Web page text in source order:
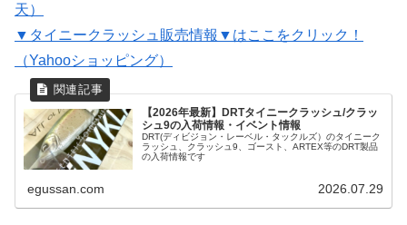
天）
▼タイニークラッシュ販売情報▼はここをクリック！
（Yahooショッピング）
【2026年最新】DRTタイニークラッシュ/クラッ
シュ9の入荷情報・イベント情報
DRT(ディビジョン・レーベル・タックルズ）のタイニーク
ラッシュ、クラッシュ9、ゴースト、ARTEX等のDRT製品
の入荷情報です
egussan.com 2026.07.29